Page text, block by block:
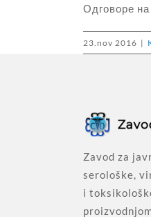
Одговоре
23.nov 2016 |
Zavod za
serološke,
i